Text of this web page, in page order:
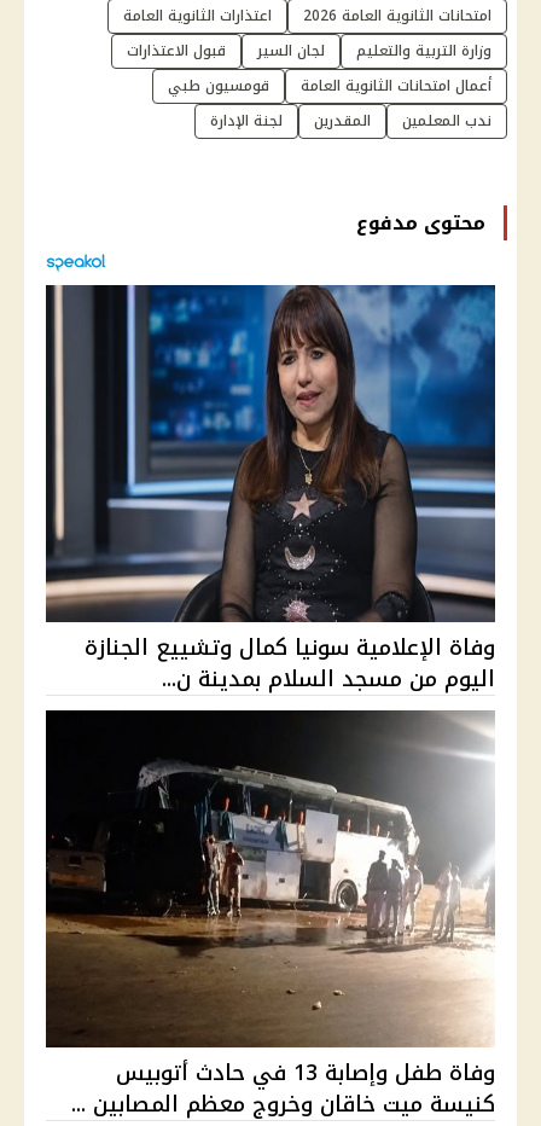
امتحانات الثانوية العامة 2026
اعتذارات الثانوية العامة
وزارة التربية والتعليم
لجان السير
قبول الاعتذارات
أعمال امتحانات الثانوية العامة
قومسيون طبي
ندب المعلمين
المقدرين لجنة الإدارة
محتوى مدفوع
وفاة الإعلامية سونيا كمال وتشييع الجنازة
اليوم من مسجد السلام بمدينة ن...
وفاة طفل وإصابة 13 في حادث أتوبيس
كنيسة ميت خاقان وخروج معظم المصابين ...